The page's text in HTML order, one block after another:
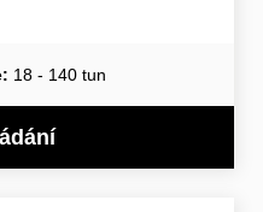
18 - 140 tun